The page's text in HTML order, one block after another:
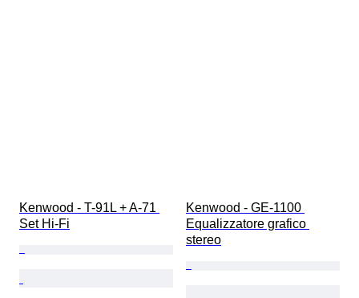
Kenwood - T-91L + A-71
Set Hi-Fi
Kenwood - GE-1100
Equalizzatore grafico
stereo